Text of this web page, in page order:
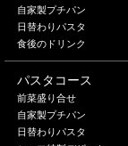
自家製プチパン
日替わりパスタ
食後のドリンク
パスタコース
前菜盛り合せ
自家製プチパン
日替わりパスタ